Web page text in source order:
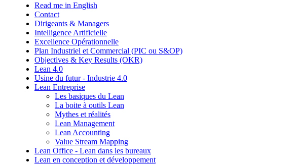
Read me in English
Contact
Dirigeants & Managers
Intelligence Artificielle
Excellence Opérationnelle
Plan Industriel et Commercial (PIC ou S&OP)
Objectives & Key Results (OKR)
Lean 4.0
Usine du futur - Industrie 4.0
Lean Entreprise
Les basiques du Lean
La boite à outils Lean
Mythes et réalités
Lean Management
Lean Accounting
Value Stream Mapping
Lean Office - Lean dans les bureaux
Lean en conception et développement